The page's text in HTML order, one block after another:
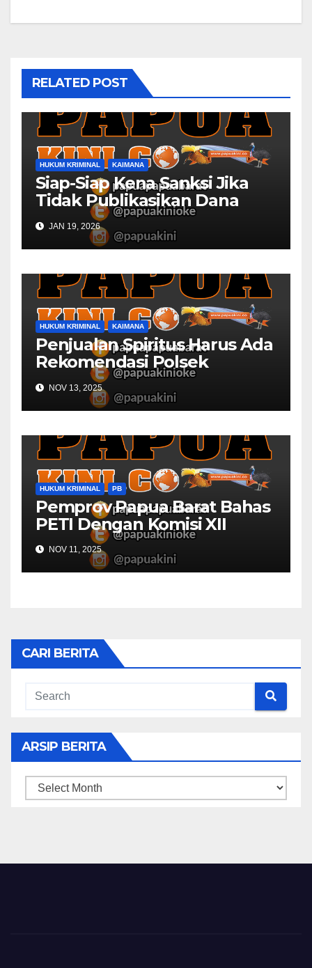
RELATED POST
HUKUM KRIMINAL KAIMANA
Siap-Siap Kena Sanksi Jika
Tidak Publikasikan Dana
Desa
JAN 19, 2026
HUKUM KRIMINAL KAIMANA
Penjualan Spiritus Harus Ada
Rekomendasi Polsek
Kaimana
NOV 13, 2025
HUKUM KRIMINAL PB
Pemprov Papua Barat Bahas
PETI Dengan Komisi XII
NOV 11, 2025
CARI BERITA
ARSIP BERITA
ARSIP